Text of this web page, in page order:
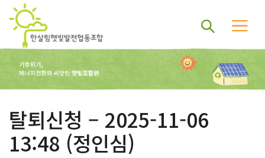
탈퇴신청 – 2025-11-06
13:48 (정인심)